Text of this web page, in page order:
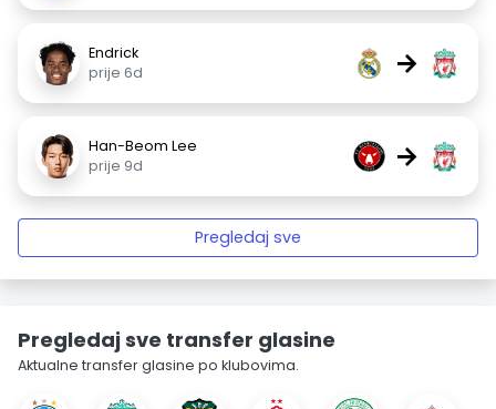
Endrick
prije 6d
→
Han-Beom Lee
prije 9d
→
Pregledaj sve
Pregledaj sve transfer glasine
Aktualne transfer glasine po klubovima.